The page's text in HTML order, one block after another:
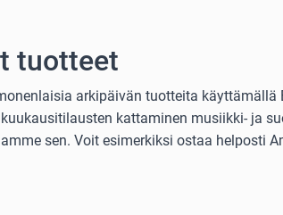
tuotteet
arkipäivän tuotteita käyttämällä
kattaminen musiikki- ja
sen. Voit esimerkiksi ostaa helposti